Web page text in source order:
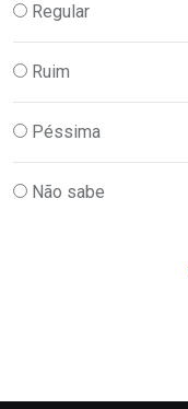
Regular
Ruim
Péssima
Não sabe